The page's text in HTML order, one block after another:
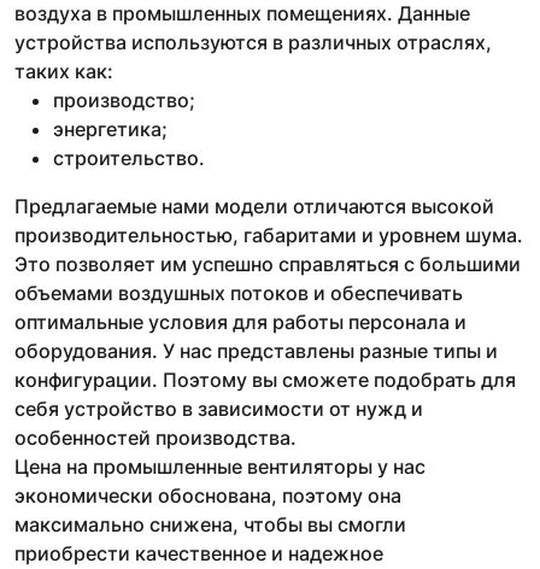
воздуха в промышленных помещениях. Данные
устройства используются в различных отраслях,
таких как:
производство;
энергетика;
строительство.
Предлагаемые нами модели отличаются высокой
производительностью, габаритами и уровнем шума.
Это позволяет им успешно справляться с большими
объемами воздушных потоков и обеспечивать
оптимальные условия для работы персонала и
оборудования. У нас представлены разные типы и
конфигурации. Поэтому вы сможете подобрать для
себя устройство в зависимости от нужд и
особенностей производства.
Цена на промышленные вентиляторы у нас
экономически обоснована, поэтому она
максимально снижена, чтобы вы смогли
приобрести качественное и надежное